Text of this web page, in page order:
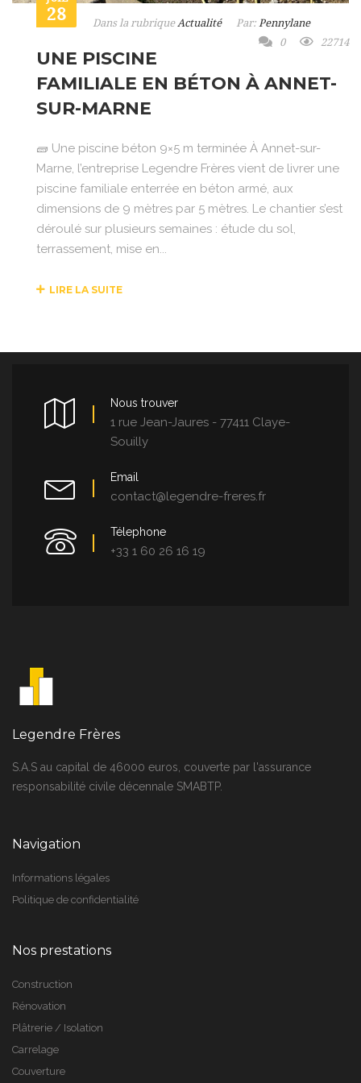
28 Dans la rubriqueActualité Par: Pennylane
0
22714
UNE PISCINE
FAMILIALE EN BÉTON À ANNET-
SUR-MARNE
🧱 Une piscine béton 9×5 m terminée À Annet-sur-
Marne, l’entreprise Legendre Frères vient de livrer une
piscine familiale enterrée en béton armé, aux
dimensions de 9 mètres par 5 mètres. Le chantier s’est
déroulé sur plusieurs semaines : étude du sol,
terrassement, mise en...
LIRE LA SUITE
Nous trouver
1 rue Jean-Jaures - 77411 Claye-
Souilly
Email
contact@legendre-freres.fr
Télephone
+33 1 60 26 16 19
Legendre Frères
S.A.S au capital de 46000 euros, couverte par l'assurance
responsabilité civile décennale SMABTP.
Navigation
Informations légales
Politique de confidentialité
Nos prestations
Construction
Rénovation
Plâtrerie / Isolation
Carrelage
Couverture